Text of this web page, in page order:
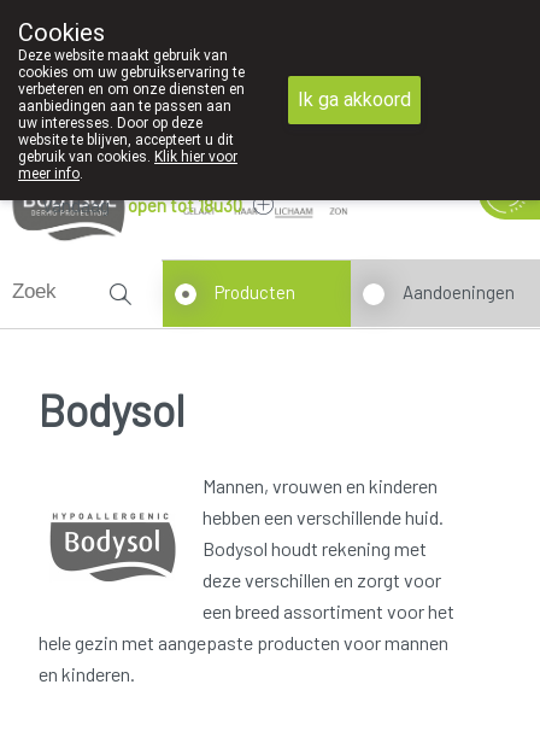
Vandaag open tot 18u30
Producten Aandoeningen
Bodysol
Mannen, vrouwen en kinderen
hebben een verschillende huid.
Bodysol houdt rekening met
deze verschillen en zorgt voor
een breed assortiment voor het
hele gezin met aangepaste producten voor mannen
en kinderen.
Cookies
Deze website maakt gebruik van
cookies om uw gebruikservaring te
verbeteren en om onze diensten en
aanbiedingen aan te passen aan
uw interesses. Door op deze
website te blijven, accepteert u dit
gebruik van cookies. Klik hier voor
meer info.
Ik ga akkoord